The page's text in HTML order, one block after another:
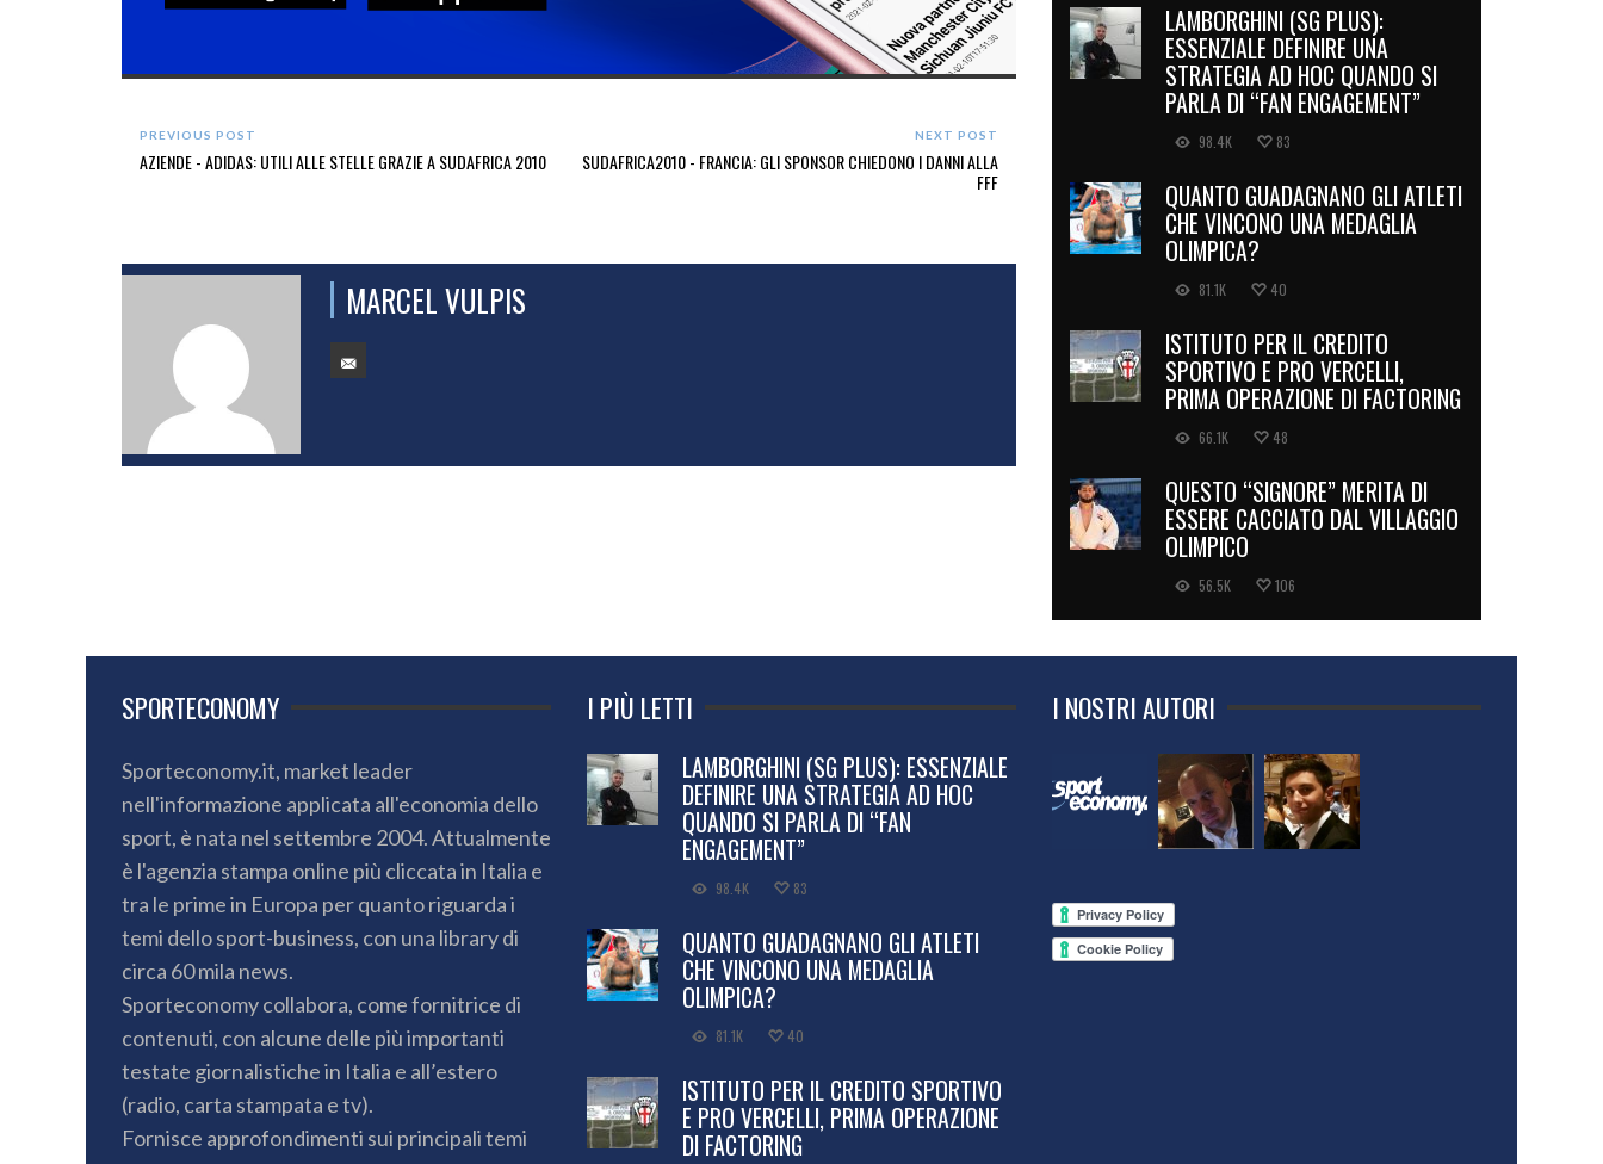
PREVIOUS POST
AZIENDE - ADIDAS: UTILI ALLE STELLE GRAZIE A SUDAFRICA 2010
NEXT POST
SUDAFRICA2010 - FRANCIA: GLI SPONSOR CHIEDONO I DANNI ALLA
FFF
MARCEL VULPIS
LAMBORGHINI (SG PLUS):
ESSENZIALE DEFINIRE UNA
STRATEGIA AD HOC QUANDO SI
PARLA DI “FAN ENGAGEMENT”
98.4K 83
QUANTO GUADAGNANO GLI ATLETI
CHE VINCONO UNA MEDAGLIA
OLIMPICA?
81.1K 40
ISTITUTO PER IL CREDITO
SPORTIVO E PRO VERCELLI,
PRIMA OPERAZIONE DI FACTORING
66.1K 48
QUESTO “SIGNORE” MERITA DI
ESSERE CACCIATO DAL VILLAGGIO
OLIMPICO
56.5K 106
SPORTECONOMY
Sporteconomy.it, market leader
nell'informazione applicata all'economia dello
sport, è nata nel settembre 2004. Attualmente
è l'agenzia stampa online più cliccata in Italia e
tra le prime in Europa per quanto riguarda i
temi dello sport-business, con una library di
circa 60 mila news.
Sporteconomy collabora, come fornitrice di
contenuti, con alcune delle più importanti
testate giornalistiche in Italia e all’estero
(radio, carta stampata e tv).
Fornisce approfondimenti sui principali temi
I PIÙ LETTI
LAMBORGHINI (SG PLUS): ESSENZIALE
DEFINIRE UNA STRATEGIA AD HOC
QUANDO SI PARLA DI “FAN
ENGAGEMENT”
98.4K 83
QUANTO GUADAGNANO GLI ATLETI
CHE VINCONO UNA MEDAGLIA
OLIMPICA?
81.1K 40
ISTITUTO PER IL CREDITO SPORTIVO
E PRO VERCELLI, PRIMA OPERAZIONE
DI FACTORING
I NOSTRI AUTORI